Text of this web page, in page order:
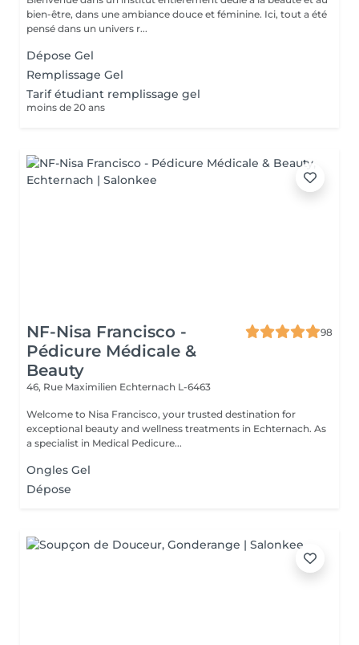
bien-être, dans une ambiance douce et féminine. Ici, tout a été
pensé dans un univers r...
Dépose Gel
Remplissage Gel
Tarif étudiant remplissage gel
moins de 20 ans
NF-Nisa Francisco -
Pédicure Médicale &
Beauty
98
46, Rue Maximilien Echternach L-6463
Welcome to Nisa Francisco, your trusted destination for
exceptional beauty and wellness treatments in Echternach. As
a specialist in Medical Pedicure...
Ongles Gel
Dépose